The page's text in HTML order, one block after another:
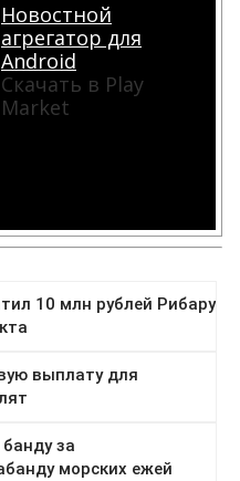
Новостной
агрегатор для
Android
Скачать в Play
Market